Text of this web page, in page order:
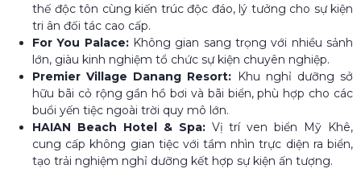
thế độc tôn cùng kiến trúc độc đáo, lý tưởng cho sự kiện
tri ân đối tác cao cấp.
For You Palace: Không gian sang trọng với nhiều sảnh
lớn, giàu kinh nghiệm tổ chức sự kiện chuyên nghiệp.
Premier Village Danang Resort: Khu nghỉ dưỡng sở
hữu bãi cỏ rộng gần hồ bơi và bãi biển, phù hợp cho các
buổi yến tiệc ngoài trời quy mô lớn.
HAIAN Beach Hotel & Spa: Vị trí ven biển Mỹ Khê,
cung cấp không gian tiệc với tầm nhìn trực diện ra biển,
tạo trải nghiệm nghỉ dưỡng kết hợp sự kiện ấn tượng.